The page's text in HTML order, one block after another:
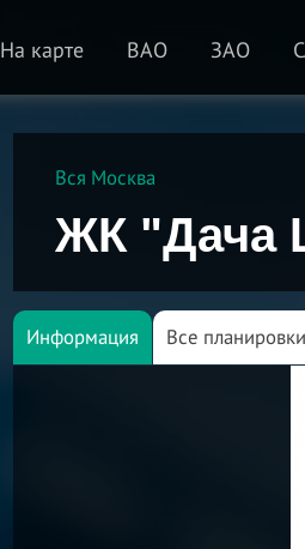
На карте ВАО ЗАО
Вся Москва
ЖК "Дача
Информация Все планировки